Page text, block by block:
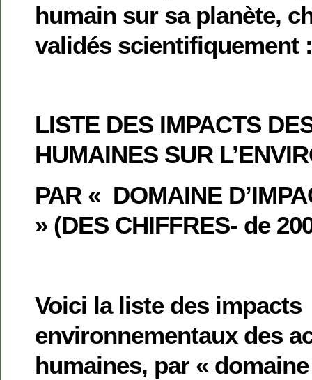
humain sur sa planète,
validés scientifiquement :
LISTE DES IMPACTS
HUMAINES SUR
PAR « DOMAINE
» (DES CHIFFRES- de
Voici la liste des impacts
environnementaux des
humaines, par «